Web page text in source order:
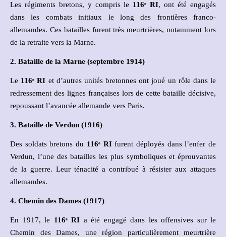
Les régiments bretons, y compris le 116ᵉ RI, ont été engagés
dans les combats initiaux le long des frontières franco-
allemandes. Ces batailles furent très meurtrières, notamment lors
de la retraite vers la Marne.
2. Bataille de la Marne (septembre 1914)
Le 116ᵉ RI et d’autres unités bretonnes ont joué un rôle dans le
redressement des lignes françaises lors de cette bataille décisive,
repoussant l’avancée allemande vers Paris.
3. Bataille de Verdun (1916)
Des soldats bretons du 116ᵉRIfurent déployés dans l’enfer de
Verdun, l’une des batailles les plus symboliques et éprouvantes
de la guerre. Leur ténacité a contribué à résister aux attaques
allemandes.
4. Chemin des Dames (1917)
En 1917, le 116ᵉRI a été engagé dans les offensives sur le
Chemin des Dames, une région particulièrement meurtrière